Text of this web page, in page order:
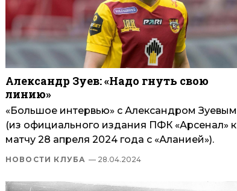
Александр Зуев: «Надо гнуть свою
линию»
«Большое интервью» с Александром Зуевым
(из официального издания ПФК «Арсенал» к
матчу 28 апреля 2024 года с «Аланией»).
НОВОСТИ КЛУБА — 28.04.2024